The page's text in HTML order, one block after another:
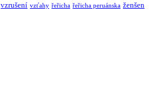
vzrušení vzťahy řeřicha řeřicha peruánska ženšen